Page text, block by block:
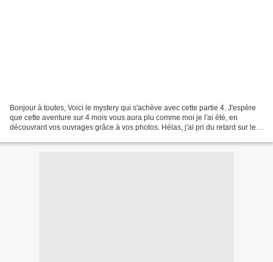
Bonjour à toutes, Voici le mystery qui s'achève avec cette partie 4. J'espère
que cette aventure sur 4 mois vous aura plu comme moi je l'ai été, en
découvrant vos ouvrages grâce à vos photos. Hélas, j'ai pri du retard sur le